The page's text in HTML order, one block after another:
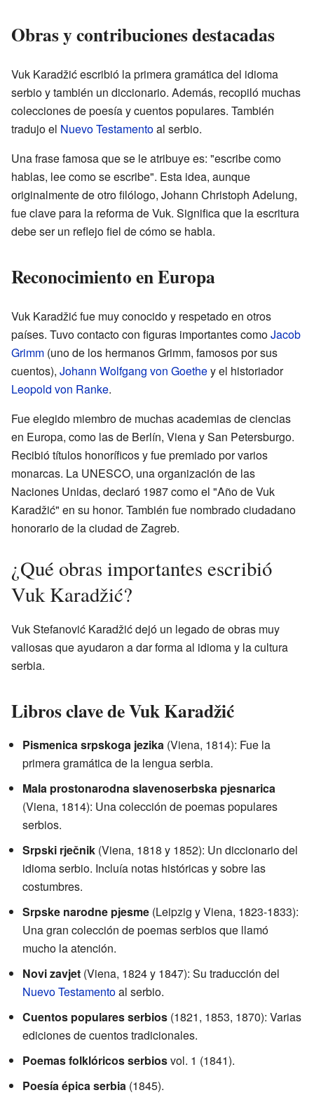
Obras y contribuciones destacadas
Vuk Karadžić escribió la primera gramática del idioma
serbio y también un diccionario. Además, recopiló muchas
colecciones de poesía y cuentos populares. También
tradujo el Nuevo Testamentoal serbio.
Una frase famosa que se le atribuye es: "escribe como
hablas, lee como se escribe". Esta idea, aunque
originalmente de otro filólogo, Johann Christoph Adelung,
fue clave para la reforma de Vuk. Significa que la escritura
debe ser un reflejo fiel de cómo se habla.
Reconocimiento en Europa
Vuk Karadžić fue muy conocido y respetado en otros
países. Tuvo contacto con figuras importantes comoJacob
Grimm (uno de los hermanos Grimm, famosos por sus
cuentos), Johann Wolfgang von Goethey el historiador
Leopold von Ranke.
Fue elegido miembro de muchas academias de ciencias
en Europa, como las de Berlín, Viena y San Petersburgo.
Recibió títulos honoríficos y fue premiado por varios
monarcas. La UNESCO, una organización de las
Naciones Unidas, declaró 1987 como el "Año de Vuk
Karadžić" en su honor. También fue nombrado ciudadano
honorario de la ciudad de Zagreb.
¿Qué obras importantes escribió
Vuk Karadžić?
Vuk Stefanović Karadžić dejó un legado de obras muy
valiosas que ayudaron a dar forma al idioma y la cultura
serbia.
Libros clave de Vuk Karadžić
Pismenica srpskoga jezika (Viena, 1814): Fue la
primera gramática de la lengua serbia.
Mala prostonarodna slavenoserbska pјesnarica
(Viena, 1814): Una colección de poemas populares
serbios.
Srpski rјečnik (Viena, 1818 y 1852): Un diccionario del
idioma serbio. Incluía notas históricas y sobre las
costumbres.
Srpske narodne pјesme (Leipzig y Viena, 1823-1833):
Una gran colección de poemas serbios que llamó
mucho la atención.
Novi zavjet (Viena, 1824 y 1847): Su traducción del
Nuevo Testamentoal serbio.
Cuentos populares serbios (1821, 1853, 1870): Varias
ediciones de cuentos tradicionales.
Poemas folklóricos serbiosvol. 1 (1841).
Poesía épica serbia (1845).